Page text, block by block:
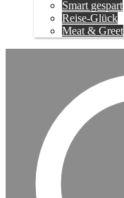
Smart gespart
Reise-Glück
Meat & Greet